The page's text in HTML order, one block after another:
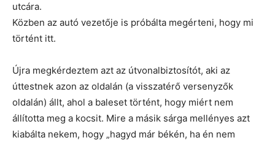
utcára.
Közben az autó vezetője is próbálta megérteni, hogy mi
történt itt.
Újra megkérdeztem azt az útvonalbiztosítót, aki az
úttestnek azon az oldalán (a visszatérő versenyzők
oldalán) állt, ahol a baleset történt, hogy miért nem
állította meg a kocsit. Mire a másik sárga mellényes azt
kiabálta nekem, hogy „hagyd már békén, ha én nem